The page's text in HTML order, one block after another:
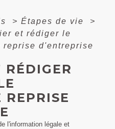
> Étapes de vie
>
et rédiger le
reprise d'entreprise
RÉDIGER
REPRISE
l'information légale et